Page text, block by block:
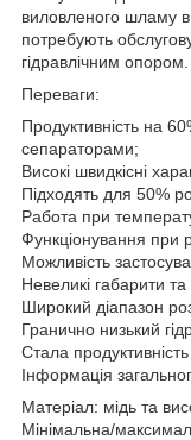
виловленого шламу
потребують
гідравлічним опором.
Переваги:
Продуктивність на
сепараторами;
Високі швидкісні
Підходять для 50%
Работа при
Функціонування при
Можливість
Невеликі габарити
Широкий діапазон
Гранично низький
Стала
Інформація
Матеріал: мідь та
Мінімальна/